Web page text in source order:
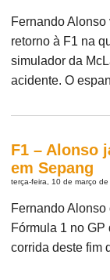
Fernando
retorno à F1 na
simulador da
acidente. O
F1 – Alonso
em Sepang
terça-feira, 10 de março
Fernando Alonso
Fórmula 1 no
corrida deste fim